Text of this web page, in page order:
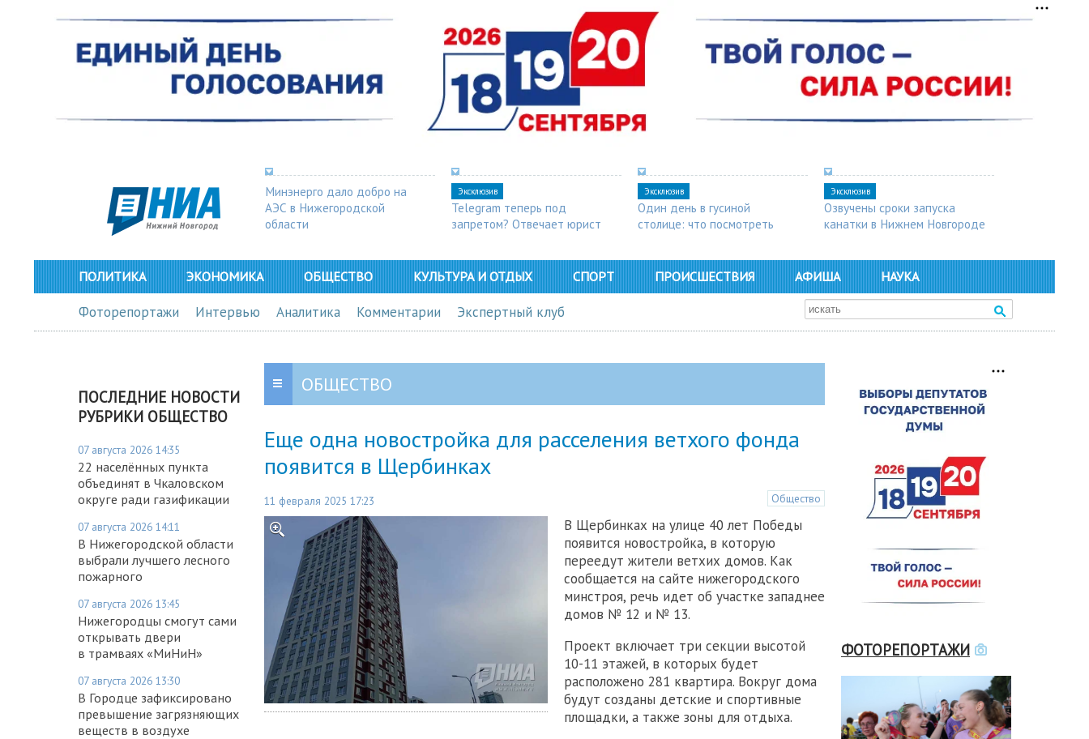
Минэнерго дало добро на
АЭС в Нижегородской
области
Эксклюзив
Telegram теперь под
запретом? Отвечает юрист
Эксклюзив
Один день в гусиной
столице: что посмотреть
Эксклюзив
Озвучены сроки запуска
канатки в Нижнем Новгороде
ПОЛИТИКА ЭКОНОМИКА ОБЩЕСТВО КУЛЬТУРА И ОТДЫХ СПОРТ ПРОИСШЕСТВИЯ АФИША НАУКА
Фоторепортажи Интервью Аналитика Комментарии Экспертный клуб
ПОСЛЕДНИЕ НОВОСТИ
РУБРИКИ ОБЩЕСТВО
07 августа 2026 14:35
22 населённых пункта
объединят в Чкаловском
округе ради газификации
07 августа 2026 14:11
В Нижегородской области
выбрали лучшего лесного
пожарного
07 августа 2026 13:45
Нижегородцы смогут сами
открывать двери
в трамваях «МиНиН»
07 августа 2026 13:30
В Городце зафиксировано
превышение загрязняющих
веществ в воздухе
ОБЩЕСТВО
Еще одна новостройка для расселения ветхого фонда
появится в Щербинках
11 февраля 2025 17:23 Общество
В Щербинках на улице 40 лет Победы
появится новостройка, в которую
переедут жители ветхих домов. Как
сообщается на сайте нижегородского
минстроя, речь идет об участке западнее
домов № 12 и № 13.
Проект включает три секции высотой
10-11 этажей, в которых будет
расположено 281 квартира. Вокруг дома
будут созданы детские и спортивные
площадки, а также зоны для отдыха.
ФОТОРЕПОРТАЖИ